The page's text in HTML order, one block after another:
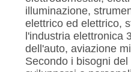
illuminazione,
elettrico ed elettrico,
l'industria elettronica
dell'auto, aviazione
Secondo i bisogni